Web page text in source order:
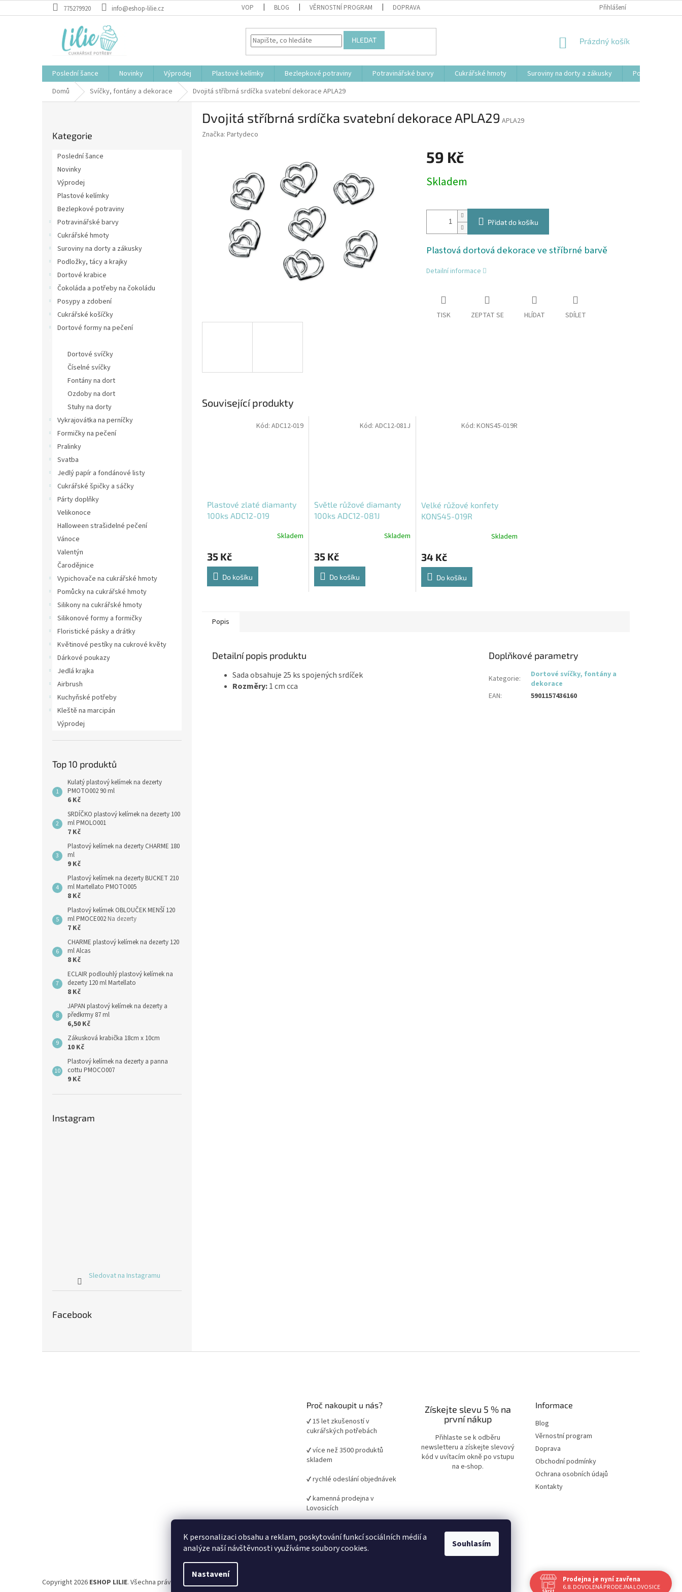
K personalizaci obsahu a reklam, poskytování funkcí sociálních médií a
analýze naší návštěvnosti využíváme soubory cookies.
Nastavení
Souhlasím
na
775279920 info@eshop-lilie.cz VOP BLOG VĚRNOSTNÍ PROGRAM DOPRAVA Přihlášení
HLEDAT
NÁKUPNÍ
Prázdný košík
Poslední šance Novinky Výprodej Plastové kelímky Bezlepkové potraviny Potravinářské barvy Cukrářské hmoty Suroviny na dorty a zákusky
Podložky, tácy
Domů
Svíčky, fontány a dekorace Dvojitá stříbrná srdíčka svatební dekorace APLA29
kategorie
Kategorie
Poslední šance
Novinky
Výprodej
Plastové kelímky
Bezlepkové potraviny
Potravinářské barvy
Cukrářské hmoty
Suroviny na dorty a zákusky
Podložky, tácy a krajky
Dortové krabice
Čokoláda a potřeby na čokoládu
Posypy a zdobení
Cukrářské košíčky
Dortové formy na pečení
Dortové svíčky
Číselné svíčky
Fontány na dort
Ozdoby na dort
Stuhy na dorty
Vykrajovátka na perníčky
Formičky na pečení
Pralinky
Svatba
Jedlý papír a fondánové listy
Cukrářské špičky a sáčky
Párty doplňky
Velikonoce
Halloween strašidelné pečení
Vánoce
Valentýn
Čarodějnice
Vypichovače na cukrářské hmoty
Pomůcky na cukrářské hmoty
Silikony na cukrářské hmoty
Silikonové formy a formičky
Floristické pásky a drátky
Květinové pestíky na cukrové květy
Dárkové poukazy
Jedlá krajka
Airbrush
Kuchyňské potřeby
Kleště na marcipán
Výprodej
Top 10 produktů
Kulatý plastový kelímek na dezerty
PMOTO002 90 ml
6 Kč
SRDÍČKO plastový kelímek na dezerty 100
ml PMOLO001
7 Kč
Plastový kelímek na dezerty CHARME 180
ml
9 Kč
Plastový kelímek na dezerty BUCKET 210
ml Martellato PMOTO005
8 Kč
Plastový kelímek OBLOUČEK MENŠÍ 120
ml PMOCE002 Na dezerty
7 Kč
CHARME plastový kelímek na dezerty 120
ml Alcas
8 Kč
ECLAIR podlouhlý plastový kelímek na
dezerty 120 ml Martellato
8 Kč
JAPAN plastový kelímek na dezerty a
předkrmy 87 ml
6,50 Kč
Zákusková krabička 18cm x 10cm
10 Kč
Plastový kelímek na dezerty a panna
cottu PMOCO007
9 Kč
Instagram
Sledovat na Instagramu
Facebook
Dvojitá stříbrná srdíčka svatební dekorace APLA29 APLA29
Značka: Partydeco
59 Kč
cena:
Skladem
Přidat do košíku
Plastová dortová dekorace ve stříbrné barvě
Detailní informace
TISK ZEPTAT SE HLÍDAT SDÍLET
Související produkty
Plastové zlaté diamanty
100ks ADC12-019
Skladem
35 Kč
Do košíku
Kód: ADC12-019
Světle růžové diamanty
100ks ADC12-081J
Skladem
35 Kč
Do košíku
Kód: ADC12-081J
Velké růžové konfety
KONS45-019R
Skladem
34 Kč
Do košíku
Kód:KONS45-019R
Popis
Detailní popis produktu
Sada obsahuje 25 ks spojených srdíček
Rozměry:1 cm cca
Doplňkové parametry
Kategorie:
Dortové svíčky, fontány a
dekorace
EAN: 5901157436160
Proč nakoupit u nás?
✔ 15 let zkušeností v
cukrářských potřebách
✔ více než 3500 produktů
skladem
✔ rychlé odeslání objednávek
✔ kamenná prodejna v
Lovosicích
pro domácí i profesionální
pečení
Získejte slevu 5 % na
první nákup
Přihlaste se k odběru
newsletteru a získejte slevový
kód v uvítacím okně po vstupu
na e-shop.
Informace
Blog
Věrnostní program
Doprava
Obchodní podmínky
Ochrana osobních údajů
Kontakty
Vytvořil Shoptet
Copyright 2026 ESHOP LILIE. Všechna práva vyhrazena. Upravit nastavení cookies Prodejna je nyní zavřena
6.8. DOVOLENÁ PRODEJNA LOVOSICE